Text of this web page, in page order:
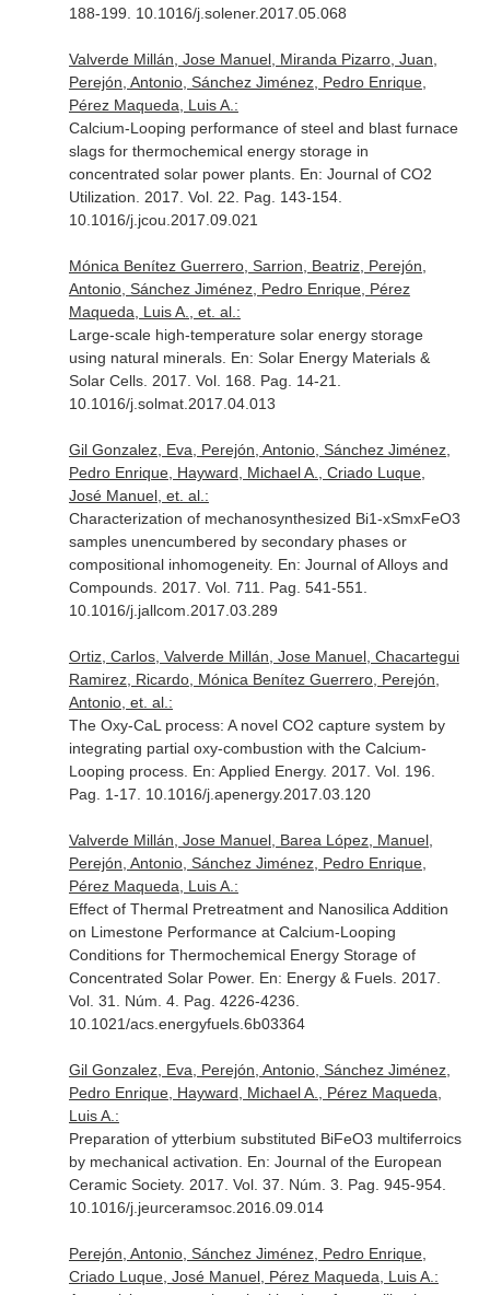
188-199. 10.1016/j.solener.2017.05.068
Valverde Millán, Jose Manuel, Miranda Pizarro, Juan,
Perejón, Antonio, Sánchez Jiménez, Pedro Enrique,
Pérez Maqueda, Luis A.:
Calcium-Looping performance of steel and blast furnace
slags for thermochemical energy storage in
concentrated solar power plants. En: Journal of CO2
Utilization . 2017. Vol. 22. Pag. 143-154.
10.1016/j.jcou.2017.09.021
Mónica Benítez Guerrero, Sarrion, Beatriz, Perejón,
Antonio, Sánchez Jiménez, Pedro Enrique, Pérez
Maqueda, Luis A., et. al.:
Large-scale high-temperature solar energy storage
using natural minerals. En: Solar Energy Materials &
Solar Cells. 2017. Vol. 168. Pag. 14-21.
10.1016/j.solmat.2017.04.013
Gil Gonzalez, Eva, Perejón, Antonio, Sánchez Jiménez,
Pedro Enrique, Hayward, Michael A., Criado Luque,
José Manuel, et. al.:
Characterization of mechanosynthesized Bi1-xSmxFeO3
samples unencumbered by secondary phases or
compositional inhomogeneity. En: Journal of Alloys and
Compounds. 2017. Vol. 711. Pag. 541-551.
10.1016/j.jallcom.2017.03.289
Ortiz, Carlos, Valverde Millán, Jose Manuel, Chacartegui
Ramirez, Ricardo, Mónica Benítez Guerrero, Perejón,
Antonio, et. al.:
The Oxy-CaL process: A novel CO2 capture system by
integrating partial oxy-combustion with the Calcium-
Looping process. En: Applied Energy. 2017. Vol. 196.
Pag. 1-17. 10.1016/j.apenergy.2017.03.120
Valverde Millán, Jose Manuel, Barea López, Manuel,
Perejón, Antonio, Sánchez Jiménez, Pedro Enrique,
Pérez Maqueda, Luis A.:
Effect of Thermal Pretreatment and Nanosilica Addition
on Limestone Performance at Calcium-Looping
Conditions for Thermochemical Energy Storage of
Concentrated Solar Power. En: Energy & Fuels. 2017.
Vol. 31. Núm. 4. Pag. 4226-4236.
10.1021/acs.energyfuels.6b03364
Gil Gonzalez, Eva, Perejón, Antonio, Sánchez Jiménez,
Pedro Enrique, Hayward, Michael A., Pérez Maqueda,
Luis A.:
Preparation of ytterbium substituted BiFeO3 multiferroics
by mechanical activation. En: Journal of the European
Ceramic Society. 2017. Vol. 37. Núm. 3. Pag. 945-954.
10.1016/j.jeurceramsoc.2016.09.014
Perejón, Antonio, Sánchez Jiménez, Pedro Enrique,
Criado Luque, José Manuel, Pérez Maqueda, Luis A.: